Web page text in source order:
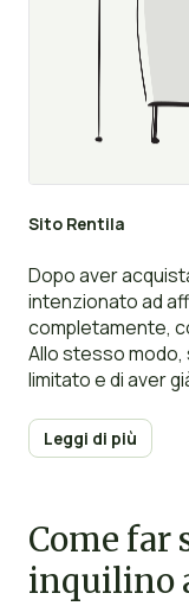
Sito Rentila
Dopo aver
intenzionato ad
completamente,
Allo stesso modo,
limitato e di aver
completamento
un’opzione
prendere la
Leggi di più
Come far
inquilino